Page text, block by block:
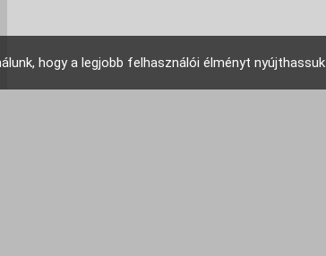
hogy a legjobb felhasználói élményt nyújthassuk